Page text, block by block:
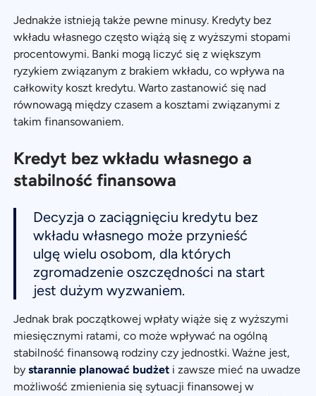
Jednakże istnieją także pewne minusy. Kredyty bez
wkładu własnego często wiążą się z wyższymi stopami
procentowymi. Banki mogą liczyć się z większym
ryzykiem związanym z brakiem wkładu, co wpływa na
całkowity koszt kredytu. Warto zastanowić się nad
równowagą między czasem a kosztami związanymi z
takim finansowaniem.
Kredyt bez wkładu własnego a
stabilność finansowa
Decyzja o zaciągnięciu kredytu bez
wkładu własnego może przynieść
ulgę wielu osobom, dla których
zgromadzenie oszczędności na start
jest dużym wyzwaniem.
Jednak brak początkowej wpłaty wiąże się z wyższymi
miesięcznymi ratami, co może wpływać na ogólną
stabilność finansową rodziny czy jednostki. Ważne jest,
bystarannie planować budżet i zawsze mieć na uwadze
możliwość zmienienia się sytuacji finansowej w